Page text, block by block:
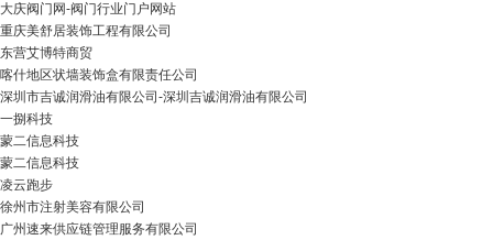
大庆阀门网-阀门行业门户网站
重庆美舒居装饰工程有限公司
东营艾博特商贸
喀什地区状墙装饰盒有限责任公司
深圳市吉诚润滑油有限公司-深圳吉诚润滑油有限公司
一捌科技
蒙二信息科技
蒙二信息科技
凌云跑步
徐州市注射美容有限公司
广州速来供应链管理服务有限公司